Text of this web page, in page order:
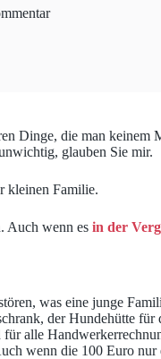
Dinge, die man
glauben Sie mir.
kleinen Familie.
Auch wenn es in der
was eine junge
der Hundehütte
alle
wenn die 100 Euro